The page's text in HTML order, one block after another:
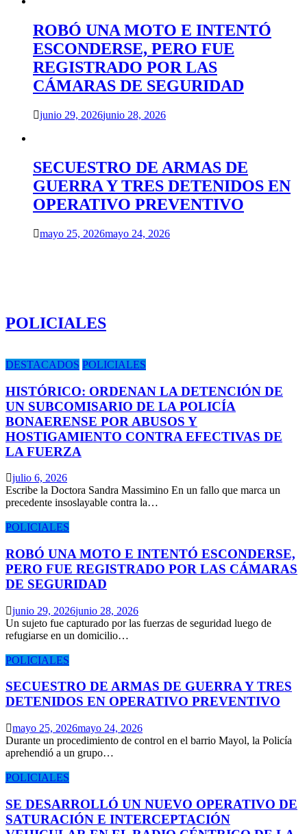
ROBÓ UNA MOTO E INTENTÓ
ESCONDERSE, PERO FUE
REGISTRADO POR LAS
CÁMARAS DE SEGURIDAD
junio 29, 2026junio 28, 2026
SECUESTRO DE ARMAS DE
GUERRA Y TRES DETENIDOS EN
OPERATIVO PREVENTIVO
mayo 25, 2026mayo 24, 2026
POLICIALES
DESTACADOS POLICIALES
HISTÓRICO: ORDENAN LA DETENCIÓN DE
UN SUBCOMISARIO DE LA POLICÍA
BONAERENSE POR ABUSOS Y
HOSTIGAMIENTO CONTRA EFECTIVAS DE
LA FUERZA
julio 6, 2026
Escribe la Doctora Sandra Massimino En un fallo que marca un
precedente insoslayable contra la…
POLICIALES
ROBÓ UNA MOTO E INTENTÓ ESCONDERSE,
PERO FUE REGISTRADO POR LAS CÁMARAS
DE SEGURIDAD
junio 29, 2026junio 28, 2026
Un sujeto fue capturado por las fuerzas de seguridad luego de
refugiarse en un domicilio…
POLICIALES
SECUESTRO DE ARMAS DE GUERRA Y TRES
DETENIDOS EN OPERATIVO PREVENTIVO
mayo 25, 2026mayo 24, 2026
Durante un procedimiento de control en el barrio Mayol, la Policía
aprehendió a un grupo…
POLICIALES
SE DESARROLLÓ UN NUEVO OPERATIVO DE
SATURACIÓN E INTERCEPTACIÓN